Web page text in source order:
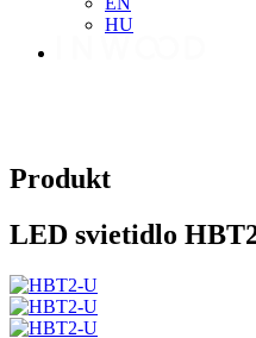
HU
Produkt
LED svietidlo